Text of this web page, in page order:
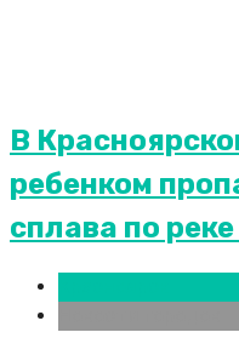
В
ребенком
сплава по